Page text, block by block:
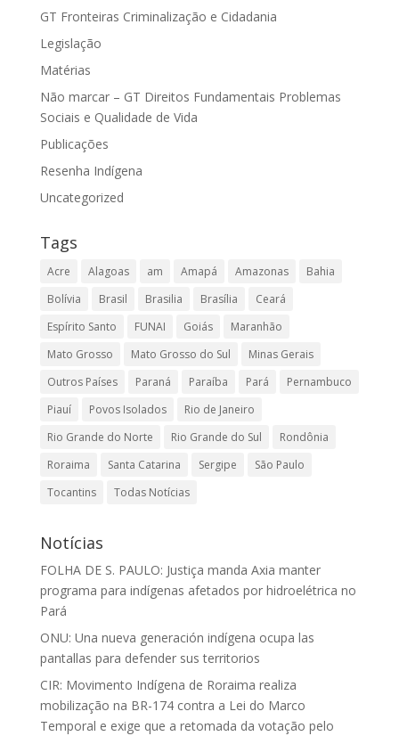
GT Fronteiras Criminalização e Cidadania
Legislação
Matérias
Não marcar – GT Direitos Fundamentais Problemas
Sociais e Qualidade de Vida
Publicações
Resenha Indígena
Uncategorized
Tags
Acre Alagoas am Amapá Amazonas
Bahia
Bolívia
Brasil Brasilia Brasília
Ceará
Espírito Santo
FUNAI Goiás
Maranhão
Mato Grosso
Mato Grosso do Sul
Minas Gerais
Outros Países
Paraná Paraíba Pará
Pernambuco
Piauí
Povos Isolados
Rio de Janeiro
Rio Grande do Norte
Rio Grande do Sul
Rondônia
Roraima
Santa Catarina Sergipe
São Paulo
Tocantins
Todas Notícias
Notícias
FOLHA DE S. PAULO: Justiça manda Axia manter
programa para indígenas afetados por hidroelétrica no
Pará
ONU: Una nueva generación indígena ocupa las
pantallas para defender sus territorios
CIR: Movimento Indígena de Roraima realiza
mobilização na BR-174 contra a Lei do Marco
Temporal e exige que a retomada da votação pelo